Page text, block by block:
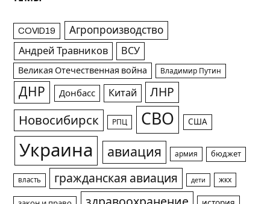
COVID19 Агропроизводство
Андрей Травников ВСУ
Великая Отечественная война Владимир Путин
ДНР Донбасс Китай ЛНР
Новосибирск РПЦ СВО США
Украина авиация армия бюджет
власть гражданская авиация дети жкх